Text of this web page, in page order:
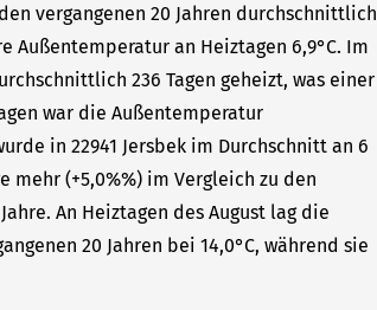
vergangenen 20 Jahren durchschnittlich
Außentemperatur an Heiztagen 6,9°C. Im
236 Tagen geheizt, was einer
war die Außentemperatur
in 22941 Jersbek im Durchschnitt an 6
mehr (+5,0%%) im Vergleich zu den
An Heiztagen des August lag die
20 Jahren bei 14,0°C, während sie